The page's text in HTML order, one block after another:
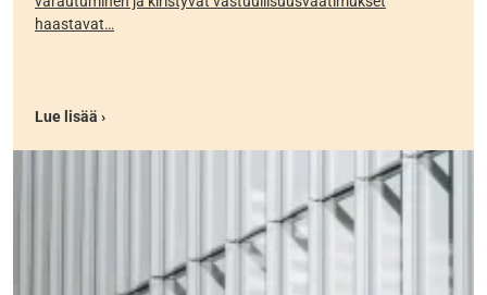
haastavat…
Lue lisää ›